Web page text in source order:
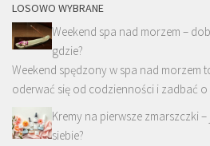
LOSOWO WYBRANE
Weekend spa nad morzem –
gdzie?
Weekend spędzony w spa nad morzem
oderwać się od codzienności i zadbać
Kremy na pierwsze zmarszczki
siebie?